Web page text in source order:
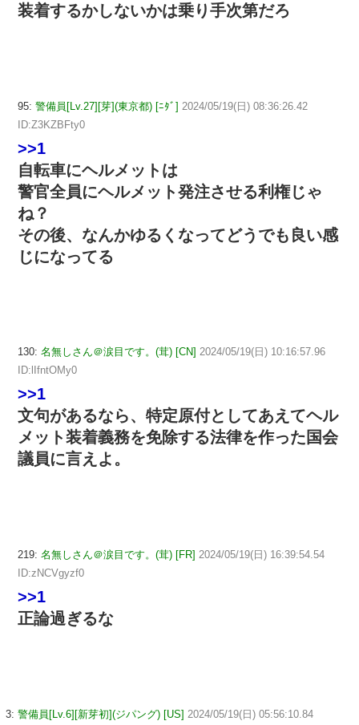
装着するかしないかは乗り手次第だろ
95: 警備員[Lv.27][芽](東京都) [ﾆﾀﾞ] 2024/05/19(日) 08:36:26.42
ID:Z3KZBFty0
>>1
自転車にヘルメットは
警官全員にヘルメット発注させる利権じゃ
ね？
その後、なんかゆるくなってどうでも良い感
じになってる
130: 名無しさん＠涙目です。(茸) [CN] 2024/05/19(日) 10:16:57.96
ID:lIfntOMy0
>>1
文句があるなら、特定原付としてあえてヘル
メット装着義務を免除する法律を作った国会
議員に言えよ。
219: 名無しさん＠涙目です。(茸) [FR] 2024/05/19(日) 16:39:54.54
ID:zNCVgyzf0
>>1
正論過ぎるな
3: 警備員[Lv.6][新芽初](ジパング) [US] 2024/05/19(日) 05:56:10.84